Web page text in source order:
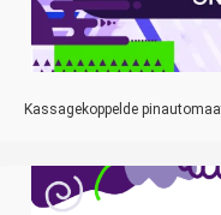
Kassagekoppelde